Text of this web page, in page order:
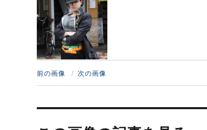
前の画像 次の画像
投